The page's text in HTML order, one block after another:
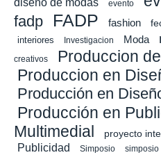
evento
fadp
FADP fashion
interiores Investigacion Moda
creativos Produccion
Produccion en
Producción en
Producción en
Multimedial
proyecto
Publicidad Simposio